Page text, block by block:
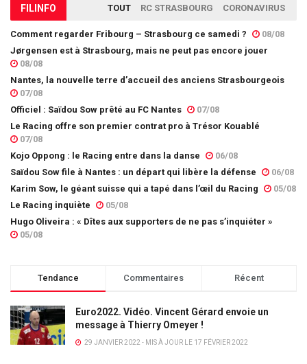
FIL INFO TOUT RC STRASBOURG CORONAVIRUS
Comment regarder Fribourg – Strasbourg ce samedi ?
08/08
Jørgensen est à Strasbourg, mais ne peut pas encore jouer
08/08
Nantes, la nouvelle terre d’accueil des anciens Strasbourgeois
07/08
Officiel : Saïdou Sow prêté au FC Nantes
07/08
Le Racing offre son premier contrat pro à Trésor Kouablé
07/08
Kojo Oppong : le Racing entre dans la danse
06/08
Saïdou Sow file à Nantes : un départ qui libère la défense
06/08
Karim Sow, le géant suisse qui a tapé dans l’œil du Racing
05/08
Le Racing inquiète
05/08
Hugo Oliveira : « Dîtes aux supporters de ne pas s’inquiéter »
05/08
Tendance Commentaires Récent
Euro2022. Vidéo. Vincent Gérard envoie un
message à Thierry Omeyer !
29 JANVIER 2022 - MIS À JOUR LE 17 FÉVRIER 2022